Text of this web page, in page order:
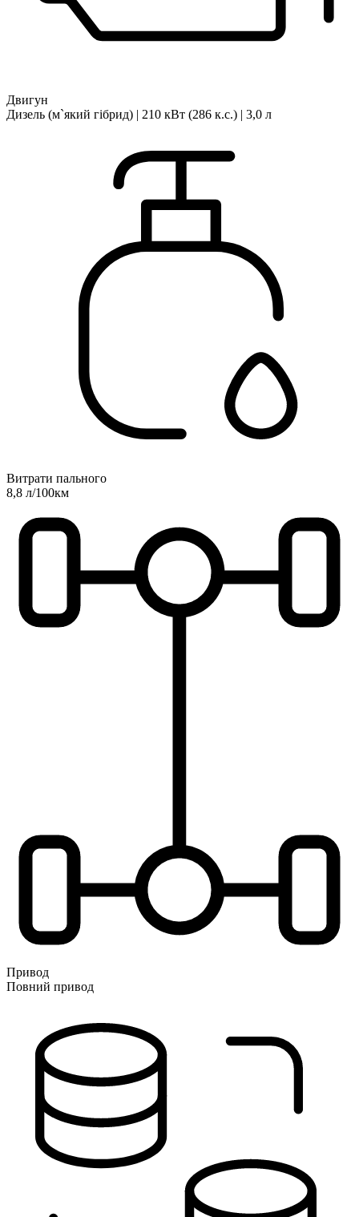
Двигун
Дизель (м`який гібрид) | 210 кВт (286 к.с.) | 3,0 л
Витрати пального
8,8 л/100км
Привод
Повний привод